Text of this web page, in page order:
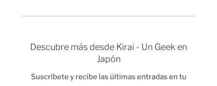
Dragon Ball real
Residente Evil real
Descubre más desde Kirai - Un Geek en
Japón
Suscríbete y recibe las últimas entradas en tu